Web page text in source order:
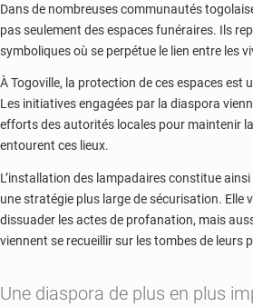
Dans de nombreuses communautés
pas seulement des espaces funéraires. Ils
symboliques où se perpétue le lien entre les
À Togoville, la protection de ces espaces est
Les initiatives engagées par la diaspora
efforts des autorités locales pour maintenir
entourent ces lieux.
L’installation des lampadaires constitue
une stratégie plus large de sécurisation. Elle
dissuader les actes de profanation, mais
viennent se recueillir sur les tombes de leurs
Une diaspora de plus en plus